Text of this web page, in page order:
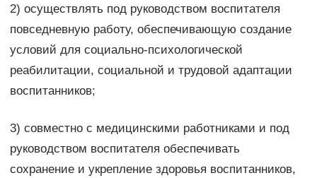
2) осуществлять под руководством воспитателя
повседневную работу, обеспечивающую создание
условий для социально-психологической
реабилитации, социальной и трудовой адаптации
воспитанников;
3) совместно с медицинскими работниками и под
руководством воспитателя обеспечивать
сохранение и укрепление здоровья воспитанников,